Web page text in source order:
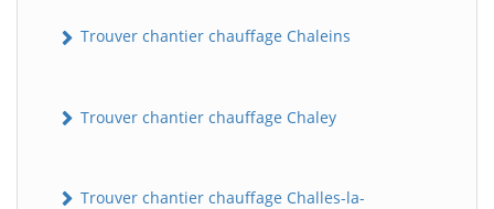
Trouver chantier chauffage Chaleins
Trouver chantier chauffage Chaley
Trouver chantier chauffage Challes-la-